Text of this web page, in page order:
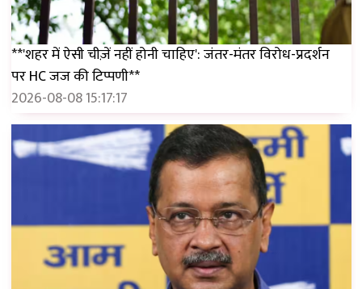
**'शहर में ऐसी चीज़ें नहीं होनी चाहिए': जंतर-मंतर विरोध-प्रदर्शन
पर HC जज की टिप्पणी**
2026-08-08 15:17:17